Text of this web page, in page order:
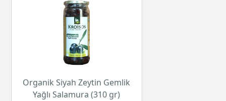
Organik Siyah Zeytin Gemlik
Yağlı Salamura (310 gr)